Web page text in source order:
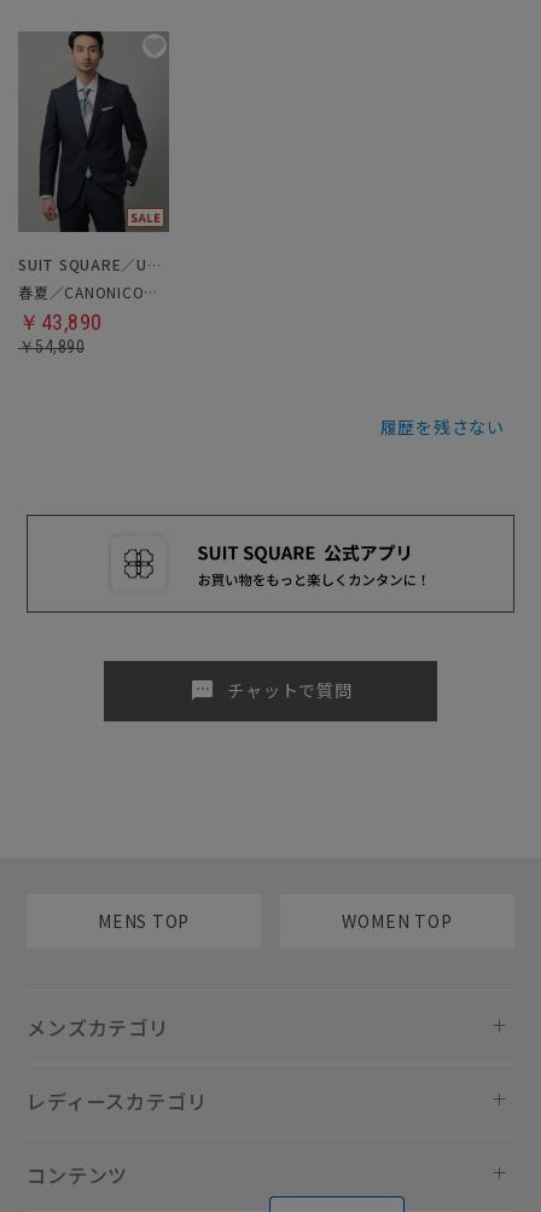
SUIT SQUARE／UNIVERSAL LANGUAGE
春夏／CANONICO／スーツ
￥43,890
￥54,890
履歴を残さない
sms チャットで質問
MENS TOP WOMEN TOP
メンズカテゴリ
レディースカテゴリ
コンテンツ